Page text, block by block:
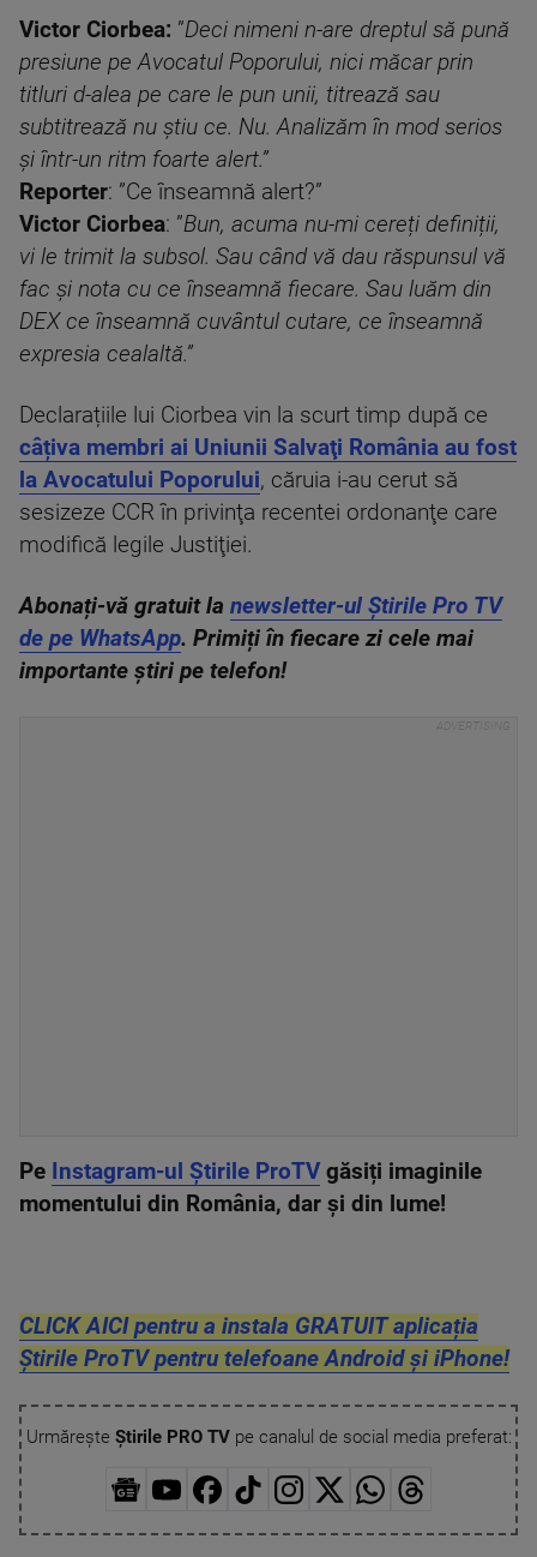
Victor Ciorbea: ”Deci nimeni n-are dreptul să pună
presiune pe Avocatul Poporului, nici măcar prin
titluri d-alea pe care le pun unii, titrează sau
subtitrează nu știu ce. Nu. Analizăm în mod serios
și într-un ritm foarte alert.”
Reporter: ”Ce înseamnă alert?”
Victor Ciorbea: ”Bun, acuma nu-mi cereți definiții,
vi le trimit la subsol. Sau când vă dau răspunsul vă
fac și nota cu ce înseamnă fiecare. Sau luăm din
DEX ce înseamnă cuvântul cutare, ce înseamnă
expresia cealaltă.”
Declarațiile lui Ciorbea vin la scurt timp după ce
câțiva membri ai Uniunii Salvaţi România au fost
la Avocatului Poporului, căruia i-au cerut să
sesizeze CCR în privinţa recentei ordonanţe care
modifică legile Justiţiei.
Abonați-vă gratuit la newsletter-ul Știrile Pro TV
de pe WhatsApp. Primiți în fiecare zi cele mai
importante știri pe telefon!
Pe Instagram-ul Știrile ProTV găsiți imaginile
momentului din România, dar și din lume!
CLICK AICI pentru a instala GRATUIT aplicația
Știrile ProTV pentru telefoane Android și iPhone!
Urmărește Știrile PRO TVpe canalul de social media preferat: